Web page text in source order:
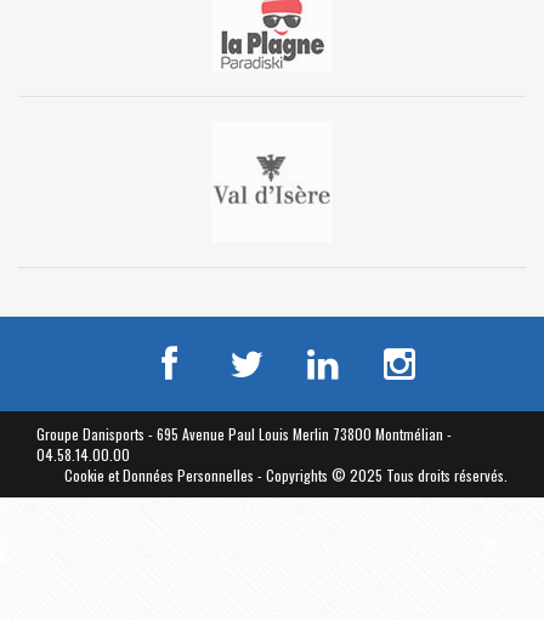
Groupe Danisports - 695 Avenue Paul Louis Merlin 73800 Montmélian -
04.58.14.00.00
Cookie et Données Personnelles - Copyrights © 2025 Tous droits réservés.